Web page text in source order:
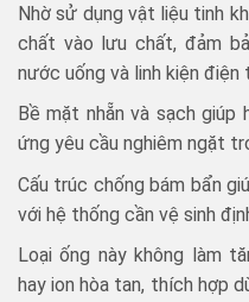
Nhờ sử dụng vật liệu tinh
chất vào lưu chất, đảm
nước uống và linh kiện điện
Bề mặt nhẵn và sạch giúp
ứng yêu cầu nghiêm ngặt
Cấu trúc chống bám bẩn
với hệ thống cần vệ sinh
Loại ống này không làm
hay ion hòa tan, thích hợp